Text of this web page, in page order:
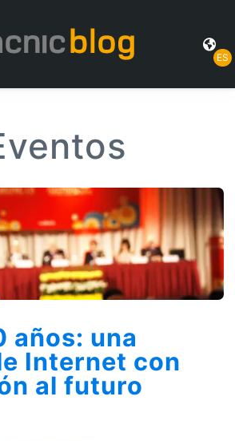
ES
años: una
Internet con
al futuro